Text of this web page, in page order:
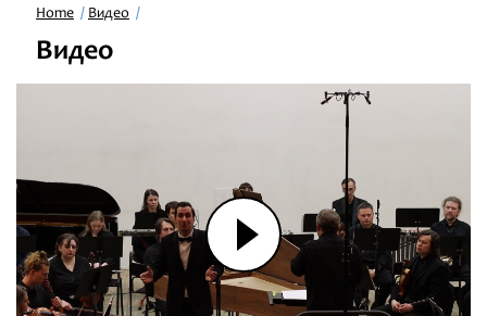
Philharmonic
Current events
Home Видео
Видео